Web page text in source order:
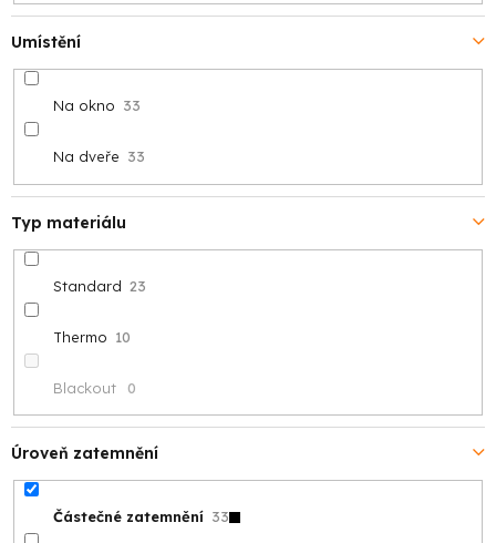
Umístění
Na okno 33
Na dveře 33
Typ materiálu
Standard 23
Thermo 10
Blackout 0
Úroveň zatemnění
Částečné zatemnění 33